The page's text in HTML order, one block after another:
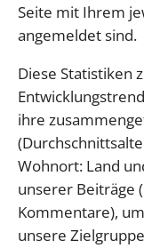
Seite mit Ihrem
angemeldet sind.
Diese Statistiken
ihre
Wohnort: Land
unserer Beiträge
Kommentare),
unsere